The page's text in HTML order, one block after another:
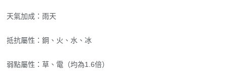
天氣加成：雨天
抵抗屬性：鋼、火、水、冰
弱點屬性：草、電（均為1.6倍）